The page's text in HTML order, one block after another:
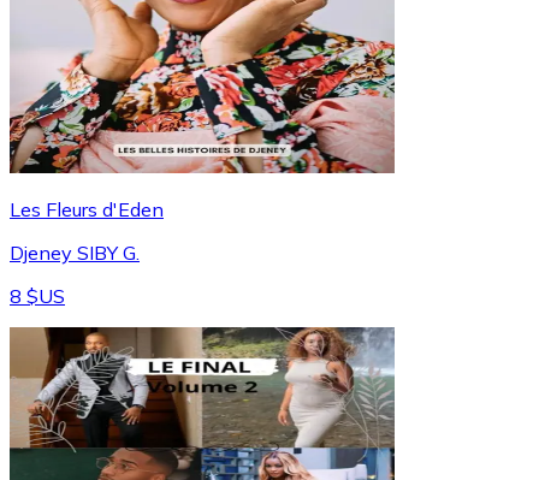
Les Fleurs d'Eden
Djeney SIBY G.
8 $US